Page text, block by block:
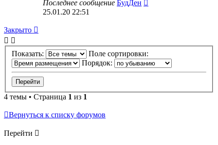
Последнее сообщение БудДен
25.01.20 22:51
Закрыто
Показать:
Поле сортировки:
Порядок:
4 темы • Страница 1 из 1
Вернуться к списку форумов
Перейти